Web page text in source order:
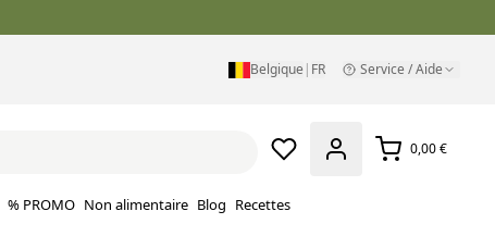
Belgique | FR Service / Aide
0,00 €
% PROMO Non alimentaire Blog Recettes